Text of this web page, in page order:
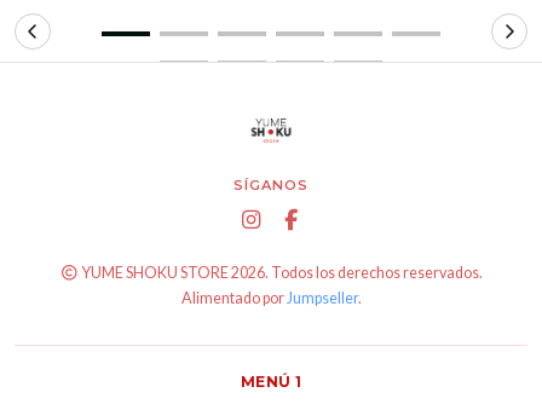
SÍGANOS
YUME SHOKU STORE 2026. Todos los derechos reservados.
Alimentado porJumpseller.
MENÚ 1